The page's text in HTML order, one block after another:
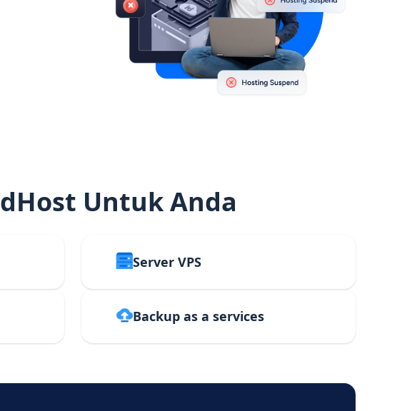
Untuk Anda
Server VPS
Backup as a services